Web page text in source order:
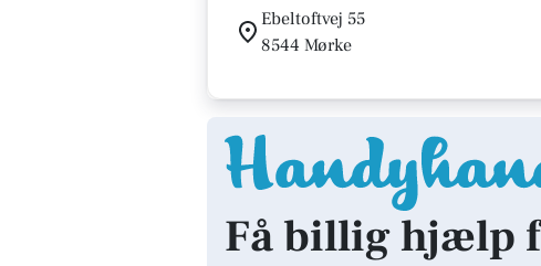
Ebeltoftvej 55
8544 Mørke
Få billig hjælp